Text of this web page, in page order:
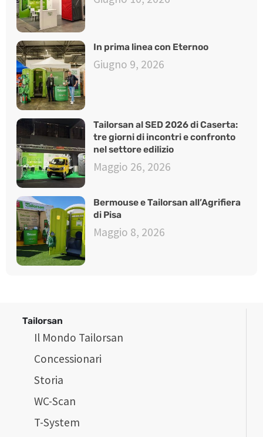
In prima linea con Eternoo
Giugno 9, 2026
Tailorsan al SED 2026 di Caserta:
tre giorni di incontri e confronto
nel settore edilizio
Maggio 26, 2026
Bermouse e Tailorsan all’Agrifiera
di Pisa
Maggio 8, 2026
Tailorsan
Il Mondo Tailorsan
Concessionari
Storia
WC-Scan
T-System